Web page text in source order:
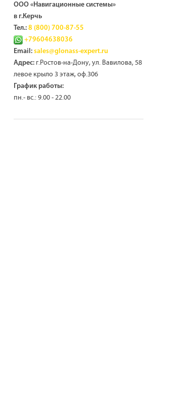
ООО «Навигационные системы»
в г.Керчь
Тел.: 8 (800) 700-87-55
+79604638036
Email: sales@glonass-expert.ru
Адрес:г.Ростов-на-Дону, ул. Вавилова, 58
левое крыло 3 этаж, оф.306
График работы:
пн.- вс.: 9.00 - 22.00